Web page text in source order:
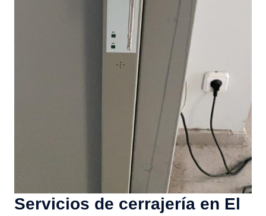
Servicios de cerrajería en El